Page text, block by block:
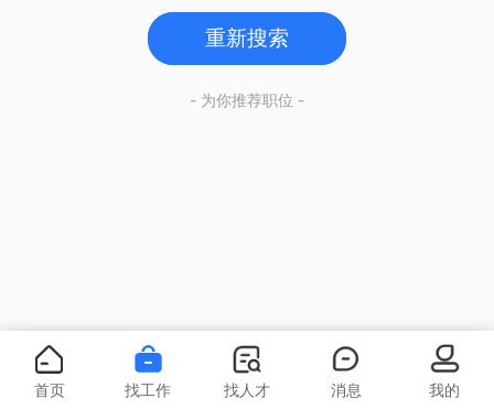
重新搜索
- 为你推荐职位 -
首页 找工作 找人才 消息 我的